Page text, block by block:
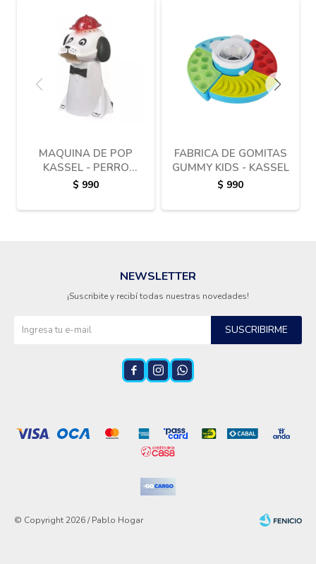
MAQUINA DE POP
KASSEL - PERRO
POPERO
$ 990
FABRICA DE GOMITAS
GUMMY KIDS - KASSEL
$ 990
NEWSLETTER
¡Suscribite y recibí todas nuestras novedades!
SUSCRIBIRME
  
© Copyright 2026 / Pablo Hogar